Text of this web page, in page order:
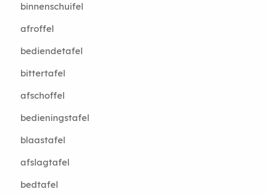
binnenschuifel
afroffel
bediendetafel
bittertafel
afschoffel
bedieningstafel
blaastafel
afslagtafel
bedtafel